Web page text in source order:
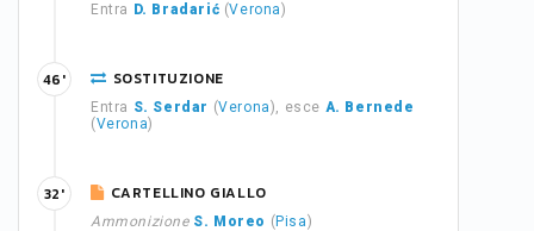
Entra D. Bradarić (Verona)
SOSTITUZIONE
Entra S. Serdar (Verona), esce A. Bernede
(Verona)
46'
CARTELLINO GIALLO
Ammonizione S. Moreo ( Pisa)
32'